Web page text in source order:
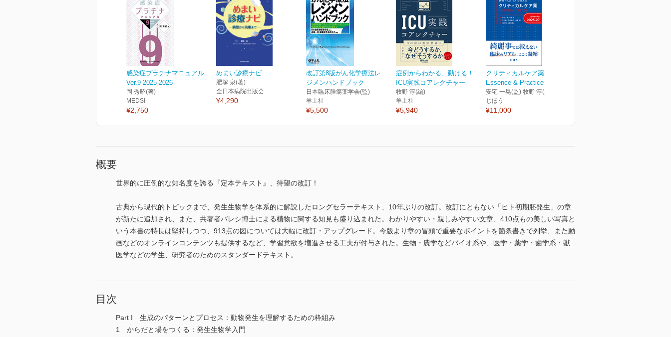
感染症プラチナマニュアル
Ver.9 2025-2026
岡 秀昭(著)
MEDSI
¥2,750
めまい診療ナビ
肥塚 泉(著)
全日本病院出版会
¥4,290
改訂第8版がん化学療法レ
ジメンハンドブック
日本臨床腫瘍薬学会(監)
羊土社
¥5,500
症例からわかる、動ける！
ICU実践コアレクチャー
牧野 淳(編)
羊土社
¥5,940
クリティカルケア薬
Essence & Practice Upd...
安宅 一晃(監) 牧野 淳(監)
じほう
¥11,000
概要
世界的に圧倒的な知名度を誇る『定本テキスト』、待望の改訂！
古典から現代的トピックまで、発生生物学を体系的に解説したロングセラーテキスト、10年ぶりの改訂。改訂にともない「ヒト初期胚発生」の章
が新たに追加され、また、共著者バレシ博士による植物に関する知見も盛り込まれた。わかりやすい・親しみやすい文章、410点もの美しい写真と
いう本書の特長は堅持しつつ、913点の図については大幅に改訂・アップグレード。今版より章の冒頭で重要なポイントを箇条書きで列挙、また動
画などのオンラインコンテンツも提供するなど、学習意欲を増進させる工夫が付与された。生物・農学などバイオ系や、医学・薬学・歯学系・獣
医学などの学生、研究者のためのスタンダードテキスト。
目次
Part I 生成のパターンとプロセス：動物発生を理解するための枠組み
1 からだと場をつくる：発生生物学入門